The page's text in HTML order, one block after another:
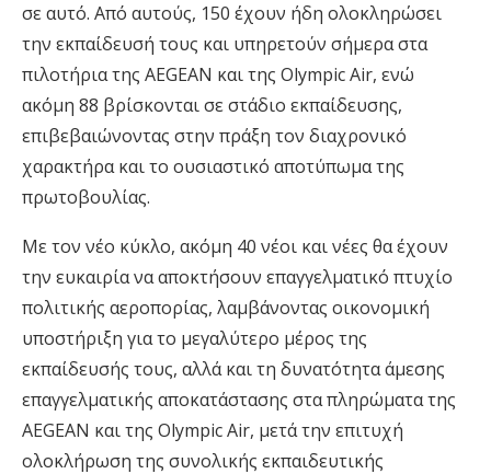
σε αυτό. Από αυτούς, 150 έχουν ήδη ολοκληρώσει
την εκπαίδευσή τους και υπηρετούν σήμερα στα
πιλοτήρια της AEGEAN και της Olympic Air, ενώ
ακόμη 88 βρίσκονται σε στάδιο εκπαίδευσης,
επιβεβαιώνοντας στην πράξη τον διαχρονικό
χαρακτήρα και το ουσιαστικό αποτύπωμα της
πρωτοβουλίας.
Με τον νέο κύκλο, ακόμη 40 νέοι και νέες θα έχουν
την ευκαιρία να αποκτήσουν επαγγελματικό πτυχίο
πολιτικής αεροπορίας, λαμβάνοντας οικονομική
υποστήριξη για το μεγαλύτερο μέρος της
εκπαίδευσής τους, αλλά και τη δυνατότητα άμεσης
επαγγελματικής αποκατάστασης στα πληρώματα της
AEGEAN και της Olympic Air, μετά την επιτυχή
ολοκλήρωση της συνολικής εκπαιδευτικής